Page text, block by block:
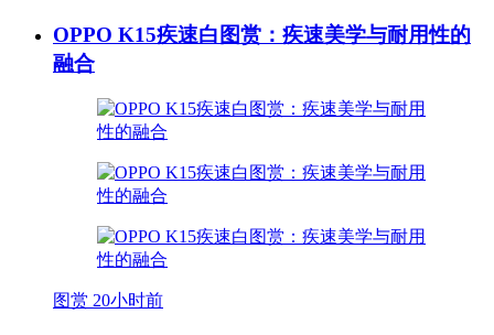
OPPO K15疾速白图赏：疾速美学与耐用性的
融合
图赏 20小时前